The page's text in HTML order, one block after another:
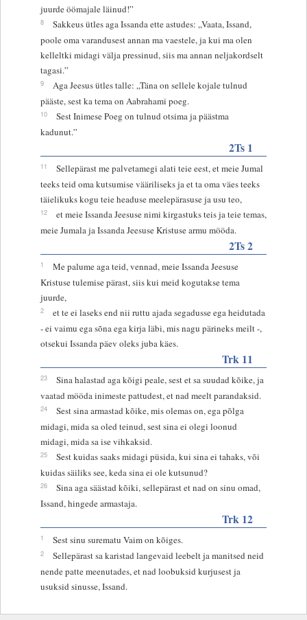
juurde öömajale läinud!”
8
Sakkeus ütles aga Issanda ette astudes: „Vaata, Issand,
poole oma varandusest annan ma vaestele, ja kui ma olen
kelleltki midagi välja pressinud, siis ma annan neljakordselt
tagasi.”
9
Aga Jeesus ütles talle: „Täna on sellele kojale tulnud
pääste, sest ka tema on Aabrahami poeg.
10
Sest Inimese Poeg on tulnud otsima ja päästma
kadunut.”
2Ts 1
11
Sellepärast me palvetamegi alati teie eest, et meie Jumal
teeks teid oma kutsumise vääriliseks ja et ta oma väes teeks
täielikuks kogu teie headuse meelepärasuse ja usu teo,
12
et meie Issanda Jeesuse nimi kirgastuks teis ja teie temas,
meie Jumala ja Issanda Jeesuse Kristuse armu mööda.
2Ts 2
1
Me palume aga teid, vennad, meie Issanda Jeesuse
Kristuse tulemise pärast, siis kui meid kogutakse tema
juurde,
2
et te ei laseks end nii ruttu ajada segadusse ega heidutada
- ei vaimu ega sõna ega kirja läbi, mis nagu pärineks meilt -,
otsekui Issanda päev oleks juba käes.
Trk 11
23
Sina halastad aga kõigi peale, sest et sa suudad kõike, ja
vaatad mööda inimeste pattudest, et nad meelt parandaksid.
24
Sest sina armastad kõike, mis olemas on, ega põlga
midagi, mida sa oled teinud, sest sina ei olegi loonud
midagi, mida sa ise vihkaksid.
25
Sest kuidas saaks midagi püsida, kui sina ei tahaks, või
kuidas säiliks see, keda sina ei ole kutsunud?
26
Sina aga säästad kõiki, sellepärast et nad on sinu omad,
Issand, hingede armastaja.
Trk 12
1 Sest sinu surematu Vaim on kõiges.
2
Sellepärast sa karistad langevaid leebelt ja manitsed neid
nende patte meenutades, et nad loobuksid kurjusest ja
usuksid sinusse, Issand.